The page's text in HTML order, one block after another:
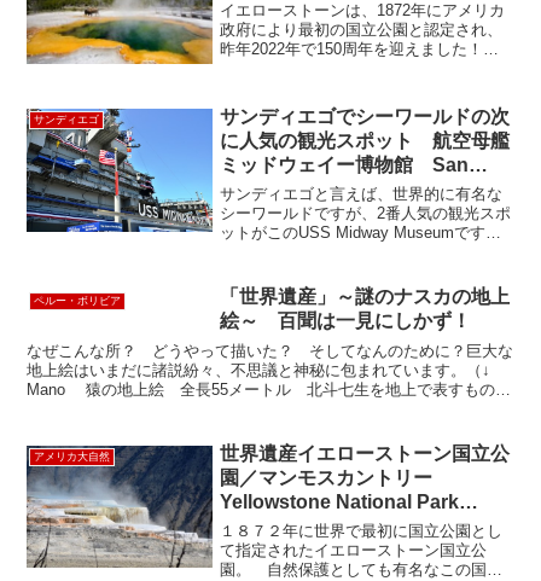
イエローストーンは、1872年にアメリカ
政府により最初の国立公園と認定され、
昨年2022年で150周年を迎えました！昨
による被害のため10日間公園を閉鎖、そ
の後もしば...
サンディエゴ
サンディエゴでシーワールドの次
に人気の観光スポット 航空母艦
ミッドウェイー博物館 San
Diego USS Midway Museum
サンディエゴと言えば、世界的に有名な
シーワールドですが、2番人気の観光スポ
ットがこのUSS Midway Museumです。
空母ミッドウェイーは第...
ペルー・ボリビア
「世界遺産」～謎のナスカの地上
絵～ 百聞は一見にしかず！
なぜこんな所？ どうやって描いた？ そしてなんのために？巨大な
地上絵はいまだに諸説紛々、不思議と神秘に包まれています。（↓
Mano 猿の地上絵 全長55メートル 北斗七生を地上で表すものと
アメリカ大自然
世界遺産イエローストーン国立公
園／マンモスカントリー
Yellowstone National Park
Mammoth Country
１８７２年に世界で最初に国立公園とし
て指定されたイエローストーン国立公
園。 自然保護としても有名なこの国立